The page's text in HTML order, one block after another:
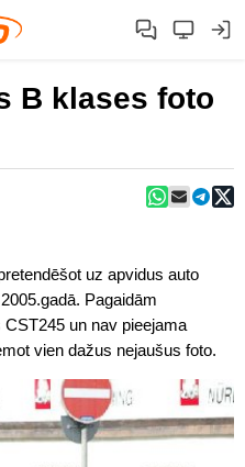
B klases foto
uz apvidus auto
Pagaidām
un nav pieejama
vien dažus nejaušus foto.